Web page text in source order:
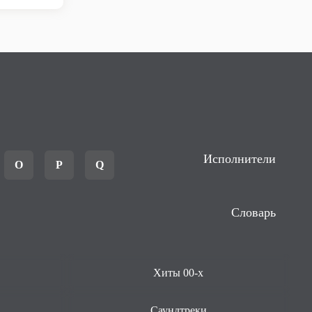
O P Q Исполнители
Словарь
Хиты 00-х